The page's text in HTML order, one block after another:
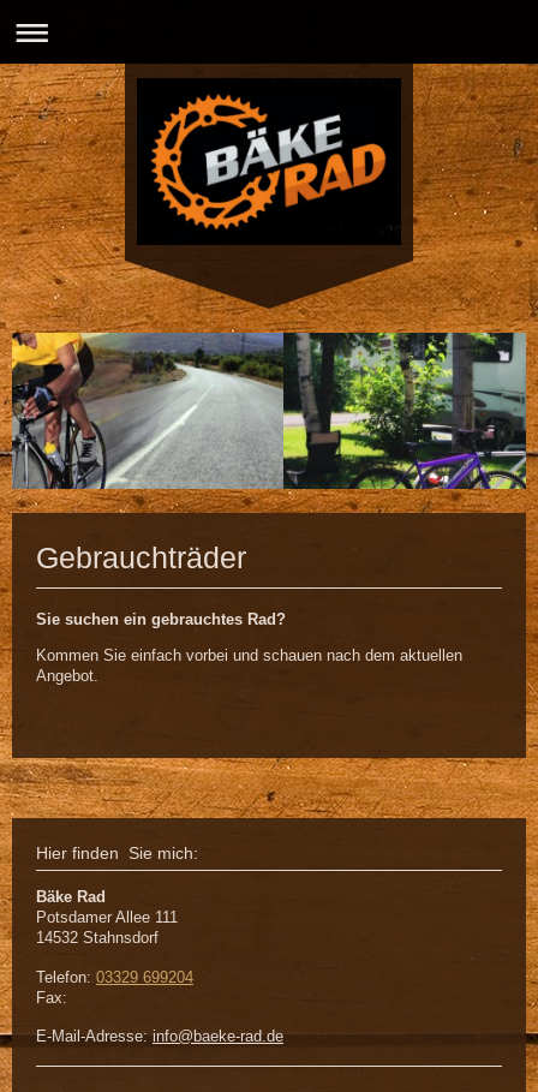
Gebrauchträder
Sie suchen ein gebrauchtes Rad?
Kommen Sie einfach vorbei und schauen nach dem aktuellen
Angebot.
Hier finden Sie mich:
Bäke Rad
Potsdamer Allee 111
14532 Stahnsdorf
Telefon: 03329 699204
Fax:
E-Mail-Adresse: info@baeke-rad.de